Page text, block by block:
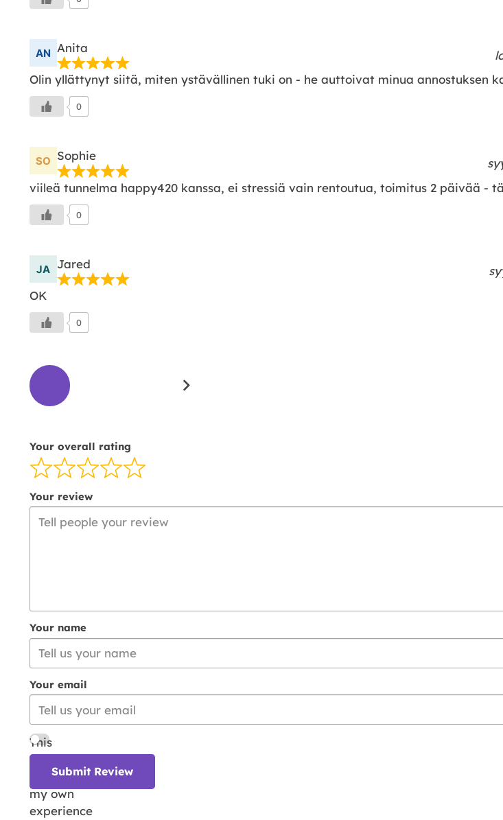
Anita
Olin yllättynyt siitä, miten ystävällinen tuki on - he auttoivat minua annostuksen
0
Sophie
viileä tunnelma happy420 kanssa, ei stressiä vain rentoutua, toimitus 2 päivää -
0
Jared
OK
0
Sivuston
arvostelut
navigointi
Your overall rating
Your review
Your name
Your email
This
review is
based on
my own
experience
Submit Review